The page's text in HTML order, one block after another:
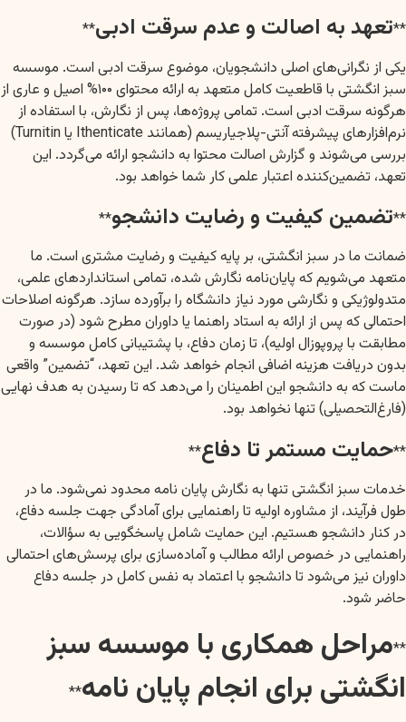
**تعهد به اصالت و عدم سرقت ادبی**
یکی از نگرانی‌های اصلی دانشجویان، موضوع سرقت ادبی است. موسسه
سبز انگشتی با قاطعیت کامل متعهد به ارائه محتوای ۱۰۰% اصیل و عاری از
هرگونه سرقت ادبی است. تمامی پروژه‌ها، پس از نگارش، با استفاده از
نرم‌افزارهای پیشرفته آنتی-پلاجیاریسم (همانند Ithenticate یا Turnitin)
بررسی می‌شوند و گزارش اصالت محتوا به دانشجو ارائه می‌گردد. این
تعهد، تضمین‌کننده اعتبار علمی کار شما خواهد بود.
**تضمین کیفیت و رضایت دانشجو**
ضمانت ما در سبز انگشتی، بر پایه کیفیت و رضایت مشتری است. ما
متعهد می‌شویم که پایان‌نامه نگارش شده، تمامی استانداردهای علمی،
متدولوژیکی و نگارشی مورد نیاز دانشگاه را برآورده سازد. هرگونه اصلاحات
احتمالی که پس از ارائه به استاد راهنما یا داوران مطرح شود (در صورت
مطابقت با پروپوزال اولیه)، تا زمان دفاع، با پشتیبانی کامل موسسه و
بدون دریافت هزینه اضافی انجام خواهد شد. این تعهد، “تضمین” واقعی
ماست که به دانشجو این اطمینان را می‌دهد که تا رسیدن به هدف نهایی
(فارغ‌التحصیلی) تنها نخواهد بود.
**حمایت مستمر تا دفاع**
خدمات سبز انگشتی تنها به نگارش پایان نامه محدود نمی‌شود. ما در
طول فرآیند، از مشاوره اولیه تا راهنمایی برای آمادگی جهت جلسه دفاع،
در کنار دانشجو هستیم. این حمایت شامل پاسخگویی به سؤالات،
راهنمایی در خصوص ارائه مطالب و آماده‌سازی برای پرسش‌های احتمالی
داوران نیز می‌شود تا دانشجو با اعتماد به نفس کامل در جلسه دفاع
حاضر شود.
**مراحل همکاری با موسسه سبز
انگشتی برای انجام پایان نامه**